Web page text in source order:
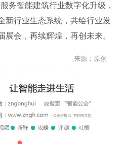
务智能建筑行业数字化升级，
新行业生态系统，共绘行业发
展会，再续辉煌，再创未来。
来源：原创